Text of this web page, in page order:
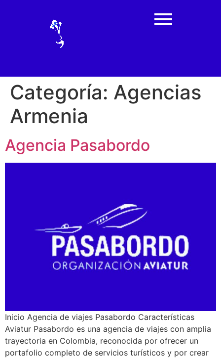
Categoría: Agencias
Armenia
Agencia Pasabordo
Inicio Agencia de viajes Pasabordo Características
Aviatur Pasabordo es una agencia de viajes con amplia
trayectoria en Colombia, reconocida por ofrecer un
portafolio completo de servicios turísticos y por crear